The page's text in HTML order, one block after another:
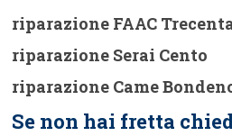
riparazione FAAC
riparazione Serai Cento
riparazione Came
Se non hai fretta